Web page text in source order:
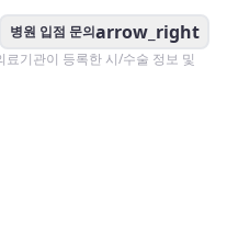
병원 입점 문의arrow_right
기관이 등록한 시/수술 정보 및